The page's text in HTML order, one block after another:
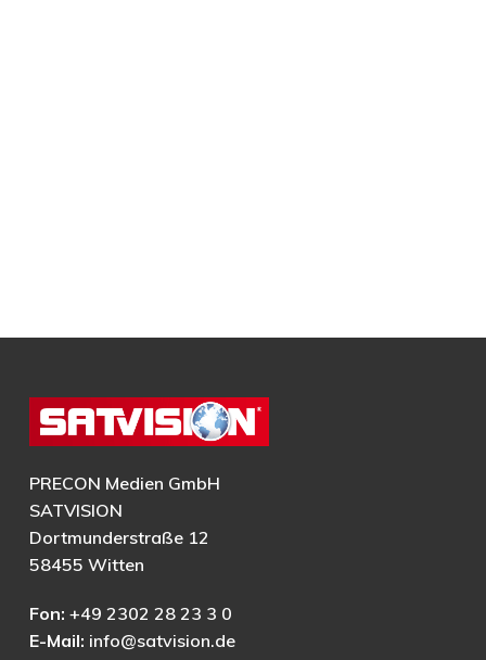
PRECON Medien GmbH
SATVISION
Dortmunderstraße 12
58455 Witten
Fon: +49 2302 28 23 3 0
E-Mail: info@satvision.de